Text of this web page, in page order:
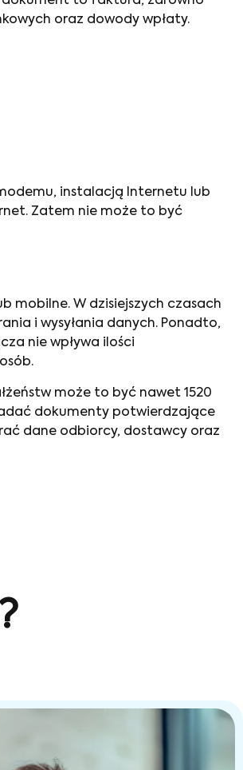
oraz dowody wpłaty.
instalacją Internetu lub
Zatem nie może to być
mobilne. W dzisiejszych czasach
i wysyłania danych. Ponadto,
nie wpływa ilości
może to być nawet 1520
dokumenty potwierdzające
dane odbiorcy, dostawcy oraz